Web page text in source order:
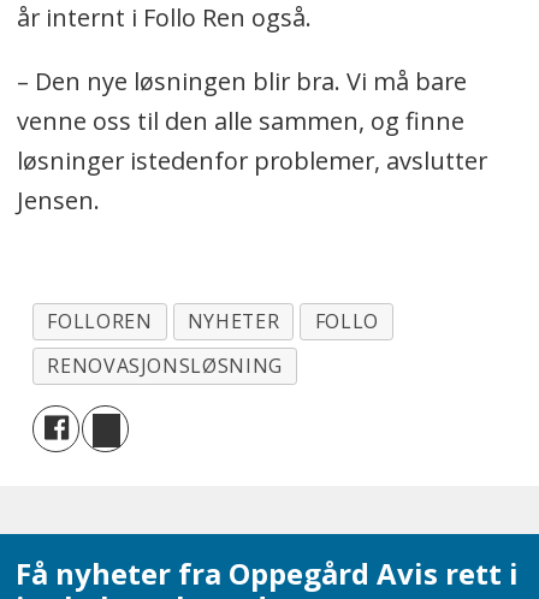
år internt i Follo Ren også.
– Den nye løsningen blir bra. Vi må bare
venne oss til den alle sammen, og finne
løsninger istedenfor problemer, avslutter
Jensen.
FOLLOREN NYHETER
FOLLO
RENOVASJONSLØSNING
Få nyheter fra Oppegård Avis rett i